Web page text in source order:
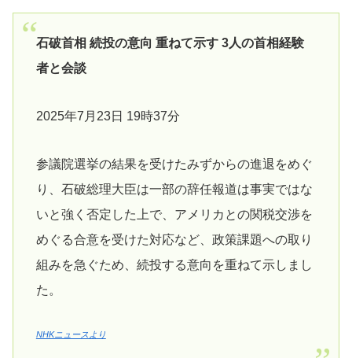
石破首相 続投の意向 重ねて示す 3人の首相経験
者と会談
2025年7月23日 19時37分
参議院選挙の結果を受けたみずからの進退をめぐ
り、石破総理大臣は一部の辞任報道は事実ではな
いと強く否定した上で、アメリカとの関税交渉を
めぐる合意を受けた対応など、政策課題への取り
組みを急ぐため、続投する意向を重ねて示しまし
た。
NHKニュースより